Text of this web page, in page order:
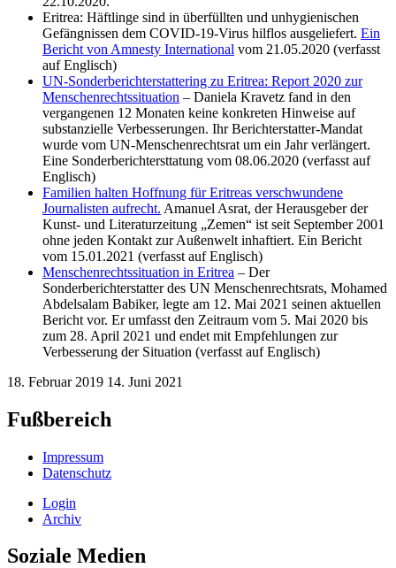
Eritrea: Häftlinge sind in überfüllten und unhygienischen
Gefängnissen dem COVID-19-Virus hilflos ausgeliefert. Ein
Bericht von Amnesty International vom 21.05.2020 (verfasst
auf Englisch)
UN-Sonderberichterstattering zu Eritrea: Report 2020 zur
Menschenrechtssituation – Daniela Kravetz fand in den
vergangenen 12 Monaten keine konkreten Hinweise auf
substanzielle Verbesserungen. Ihr Berichterstatter-Mandat
wurde vom UN-Menschenrechtsrat um ein Jahr verlängert.
Eine Sonderberichtersttatung vom 08.06.2020 (verfasst auf
Englisch)
Familien halten Hoffnung für Eritreas verschwundene
Journalisten aufrecht. Amanuel Asrat, der Herausgeber der
Kunst- und Literaturzeitung „Zemen“ ist seit September 2001
ohne jeden Kontakt zur Außenwelt inhaftiert. Ein Bericht
vom 15.01.2021 (verfasst auf Englisch)
Menschenrechtssituation in Eritrea – Der
Sonderberichterstatter des UN Menschenrechtsrats, Mohamed
Abdelsalam Babiker, legte am 12. Mai 2021 seinen aktuellen
Bericht vor. Er umfasst den Zeitraum vom 5. Mai 2020 bis
zum 28. April 2021 und endet mit Empfehlungen zur
Verbesserung der Situation (verfasst auf Englisch)
18. Februar 2019 14. Juni 2021
Fußbereich
Impressum
Datenschutz
Login
Archiv
Soziale Medien